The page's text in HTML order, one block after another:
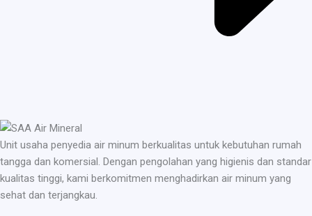
Unit usaha penyedia air minum berkualitas untuk kebutuhan rumah
tangga dan komersial. Dengan pengolahan yang higienis dan standar
kualitas tinggi, kami berkomitmen menghadirkan air minum yang
sehat dan terjangkau.